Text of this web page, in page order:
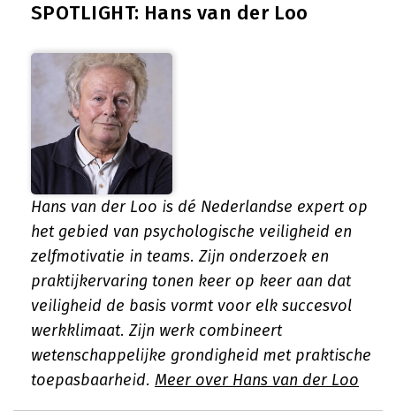
SPOTLIGHT: Hans van der Loo
Hans van der Loo is dé Nederlandse expert op
het gebied van psychologische veiligheid en
zelfmotivatie in teams. Zijn onderzoek en
praktijkervaring tonen keer op keer aan dat
veiligheid de basis vormt voor elk succesvol
werkklimaat. Zijn werk combineert
wetenschappelijke grondigheid met praktische
toepasbaarheid. Meer over Hans van der Loo